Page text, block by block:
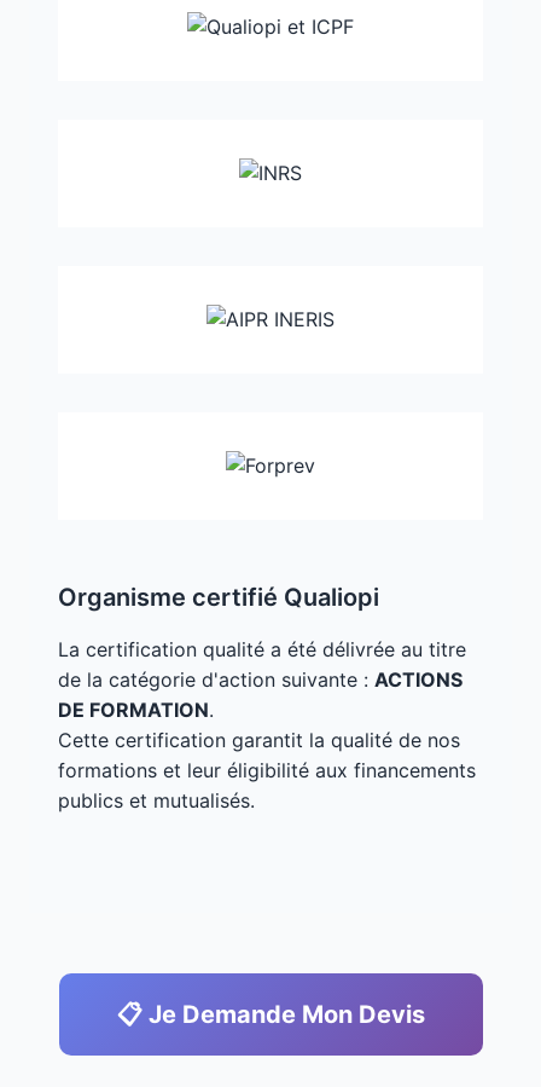
Organisme certifié Qualiopi
La certification qualité a été délivrée au titre
de la catégorie d'action suivante : ACTIONS
DE FORMATION.
Cette certification garantit la qualité de nos
formations et leur éligibilité aux financements
publics et mutualisés.
📋 Je Demande Mon Devis